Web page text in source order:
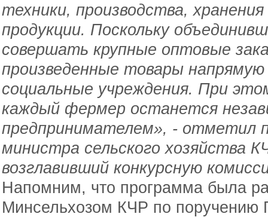
техники, производства,
продукции. Поскольку
совершать крупные оптовые
произведенные товары
социальные учреждения. При
каждый фермер останется
предпринимателем», - отметил
министра сельского хозяйства
возглавивший конкурсную
Напомним, что программа была
Минсельхозом КЧР по поручению